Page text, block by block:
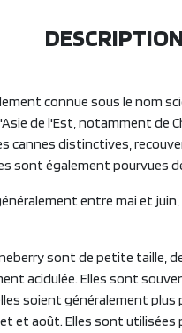
connue sous le nom
de l'Est, notamment de
cannes distinctives,
sont également pourvues
entre mai et
sont de petite taille,
acidulée. Elles sont
soient généralement
et août. Elles sont